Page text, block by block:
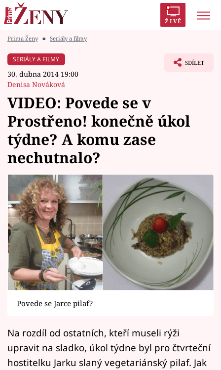
ŽIVĚ
Módní alarm
Témata
Celebrity
Vztahy
Seriály
Horoskopy
Sledujte prima+
Filmový festival Karlovy Vary
Přihlášení
Prima Ženy ■ Seriály a filmy
SERIÁLY A FILMY
30. dubna 2014 19:00
Denisa Nováková
SDÍLET
VIDEO: Povede se v
Prostřeno! konečně úkol
týdne? A komu zase
nechutnalo?
Povede se Jarce pilaf?
Na rozdíl od ostatních, kteří museli rýži
upravit na sladko, úkol týdne byl pro čtvrteční
hostitelku Jarku slaný vegetariánský pilaf. Jak